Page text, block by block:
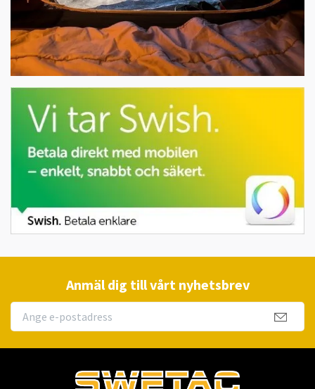
Anmäl dig till vårt nyhetsbrev